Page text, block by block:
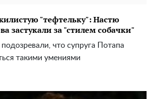
"тефтельку": Настю
застукали за "стилем собачки"
что супруга Потапа
такими умениями